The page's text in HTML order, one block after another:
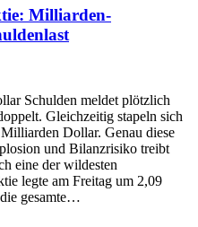
Milliarden-
Schulden meldet plötzlich
Gleichzeitig stapeln sich
Dollar. Genau diese
und Bilanzrisiko treibt
eine der wildesten
legte am Freitag um 2,09
gesamte…